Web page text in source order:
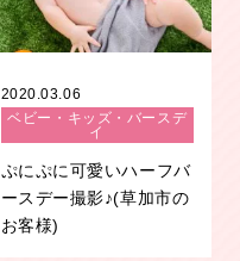
2020.03.06
ベビー・キッズ・バースデ
イ
ぷにぷに可愛いハーフバ
ースデー撮影♪(草加市の
お客様)